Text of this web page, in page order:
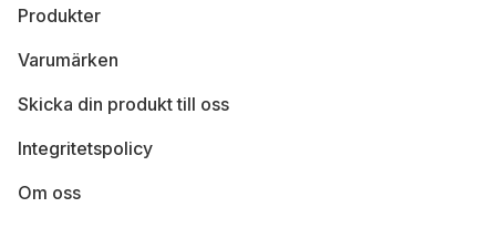
Produkter
Varumärken
Skicka din produkt till oss
Integritetspolicy
Om oss